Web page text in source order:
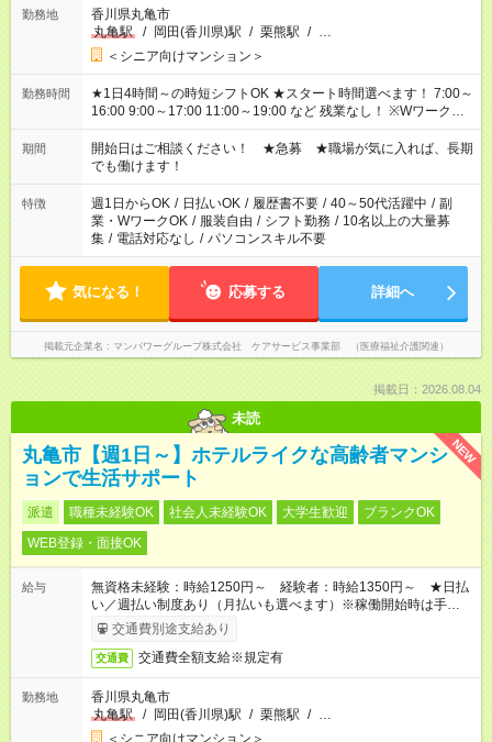
勤務地
香川県丸亀市
丸亀駅
/ 岡田(香川県)駅 / 栗熊駅 / …
＜シニア向けマンション＞
勤務時間
★1日4時間～の時短シフトOK ★スタート時間選べます！ 7:00～
16:00 9:00～17:00 11:00～19:00 など 残業なし！ ※Wワークの
場合、他のお仕事と合わせ週40時間超の就業はご案内できませ
ん ※法令に基づき、週20時間以上勤務は社会保険への加入対象
となります ※労働者派遣法（日雇い派遣の原則禁止）により、
短時間・短期間の就業はご案内が難しい場合があります
期間
開始日はご相談ください！ ★急募 ★職場が気に入れば、長期
でも働けます！
特徴 週1日からOK / 日払いOK / 履歴書不要 / 40～50代活躍中 / 副
業・WワークOK / 服装自由 / シフト勤務 / 10名以上の大量募
集 / 電話対応なし / パソコンスキル不要
気になる！ 応募する 詳細へ
掲載元企業名 マンパワーグループ株式会社 ケアサービス事業部 （医療福祉介護関連）
掲載日：2026.08.04
未読
NEW
丸亀市【週1日～】ホテルライクな高齢者マンシ
ョンで生活サポート
派遣 職種未経験OK 社会人未経験OK 大学生歓迎
ブランクOK
WEB登録・面接OK
給与
無資格未経験：時給1250円～ 経験者：時給1350円～ ★日払
い／週払い制度あり（月払いも選べます）※稼働開始時は手続き
完了次第のお支払いとなります。
交通費別途支給あり
交通費 交通費全額支給※規定有
勤務地
香川県丸亀市
丸亀駅
/ 岡田(香川県)駅 / 栗熊駅 / …
＜シニア向けマンション＞